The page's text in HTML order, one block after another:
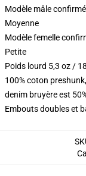
Modèle mâle
Moyenne
Modèle femelle
Petite
Poids lourd 5,3 oz /
100% coton
denim bruyère est
Embouts doubles et